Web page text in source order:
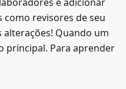
como revisores de seu
alterações! Quando um
principal. Para aprender